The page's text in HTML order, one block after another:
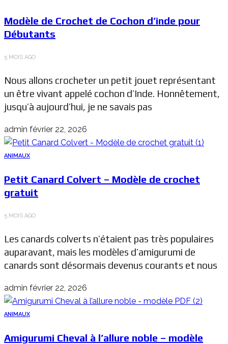
Modèle de Crochet de Cochon d’inde pour
Débutants
5 MOIS AGO
Nous allons crocheter un petit jouet représentant
un être vivant appelé cochon d’Inde. Honnêtement,
jusqu’à aujourd’hui, je ne savais pas
admin février 22, 2026
ANIMAUX
Petit Canard Colvert – Modèle de crochet
gratuit
5 MOIS AGO
Les canards colverts n’étaient pas très populaires
auparavant, mais les modèles d’amigurumi de
canards sont désormais devenus courants et nous
admin février 22, 2026
ANIMAUX
Amigurumi Cheval à l’allure noble – modèle